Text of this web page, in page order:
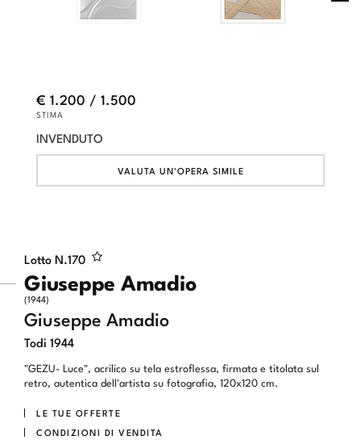
Lotto N.170
Giuseppe Amadio
(1944)
Giuseppe Amadio
Todi 1944
"GEZU- Luce", acrilico su tela estroflessa, firmata e titolata sul
retro, autentica dell'artista su fotografia, 120x120 cm.
LE TUE OFFERTE
CONDIZIONI DI VENDITA
€ 1.200 / 1.500
STIMA
INVENDUTO
VALUTA UN'OPERA SIMILE